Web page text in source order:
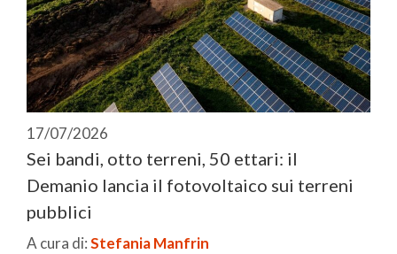
17/07/2026
Sei bandi, otto terreni, 50 ettari: il
Demanio lancia il fotovoltaico sui terreni
pubblici
A cura di:Stefania Manfrin